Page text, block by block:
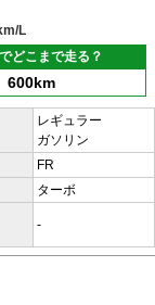
L
どこまで走る？
600km
レギュラー
ガソリン
FR
ターボ
-